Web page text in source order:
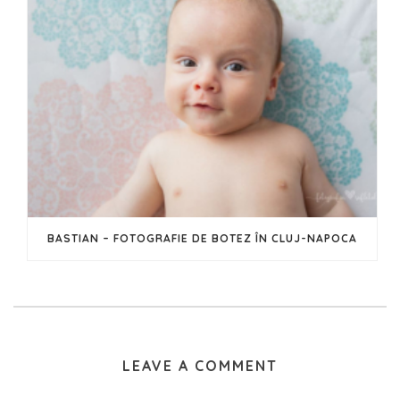
BASTIAN – FOTOGRAFIE DE BOTEZ ÎN CLUJ-NAPOCA
LEAVE A COMMENT